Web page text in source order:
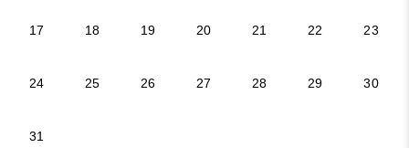
17 18 19 20 21 22 23
24 25 26 27 28 29 30
31